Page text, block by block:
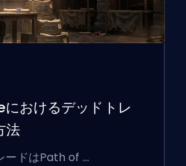
おけるデッドトレ
法
ードはPath of …